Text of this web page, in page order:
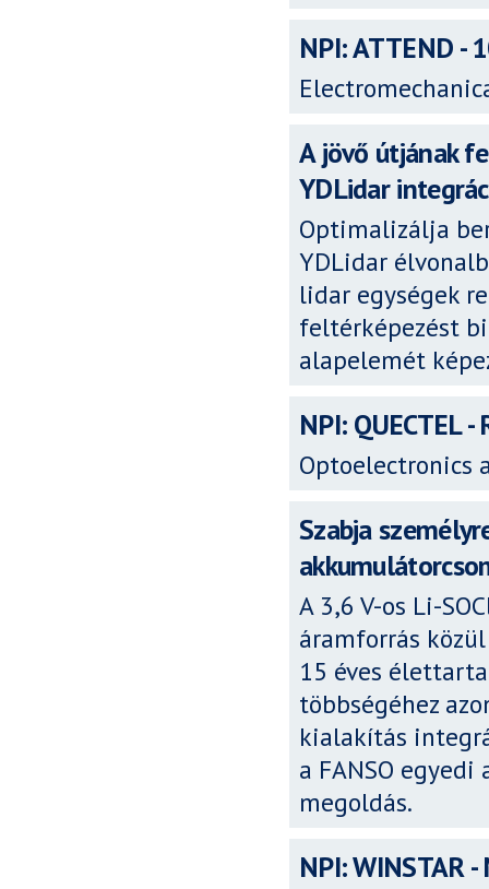
NPI: ATTEND -
A jövő útjának
YDLidar
Optimalizálja
YDLidar
lidar egységek
feltérképezést
alapelemét
NPI: QUECTEL -
Optoelectronics
Szabja
A 3,6 V-os Li-
áramforrás
15 éves
többségéhez
kialakítás
a FANSO
megoldás.
NPI: WINSTAR